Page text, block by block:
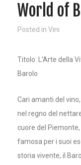
World of
Posted in Vini
Titolo: L’Arte della
Barolo
Cari amanti del
nel regno del
cuore del Piemonte,
famosa per i suoi
storia vivente, il